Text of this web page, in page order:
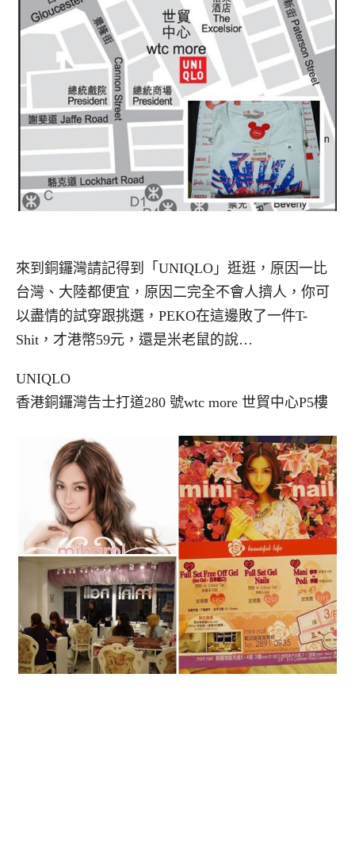
來到銅鑼灣請記得到「UNIQLO」逛逛，原因一比
台灣、大陸都便宜，原因二完全不會人擠人，你可
以盡情的試穿跟挑選，PEKO在這邊敗了一件T-
Shit，才港幣59元，還是米老鼠的說…
UNIQLO
香港銅鑼灣告士打道280 號wtc more 世貿中心P5樓